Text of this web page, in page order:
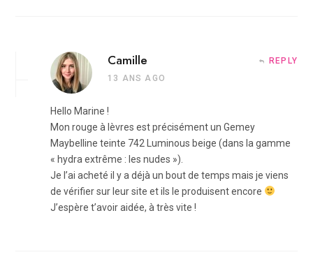
Camille
13 ANS AGO
REPLY
Hello Marine !
Mon rouge à lèvres est précisément un Gemey
Maybelline teinte 742 Luminous beige (dans la gamme
« hydra extrême : les nudes »).
Je l’ai acheté il y a déjà un bout de temps mais je viens
de vérifier sur leur site et ils le produisent encore
J’espère t’avoir aidée, à très vite !